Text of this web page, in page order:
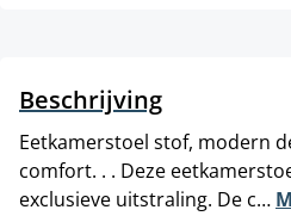
Beschrijving
Eetkamerstoel stof, modern
comfort. . . Deze
exclusieve uitstraling. De c…